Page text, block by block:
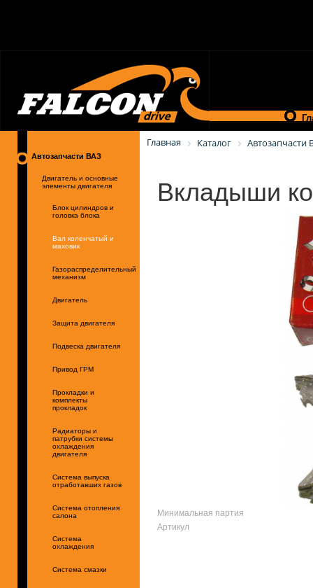
Автозапчасти ВАЗ
Двигатель и основные
элементы двигателя
Блок цилиндров и
головка блока
Вал коленчатый и
маховик
Газораспределительный
механизм
Двигатель
Защита двигателя
Подвеска двигателя
Привод ГРМ
Прокладки и
комплекты
прокладок
Радиаторы и
патрубки системы
охлаждения
двигателя
Система выпуска
отработавших газов
Система отопления
салона
Система
охлаждения
Система смазки
Главная Каталог Автозапчасти
Вкладыши
Минимальная партия
Артикул